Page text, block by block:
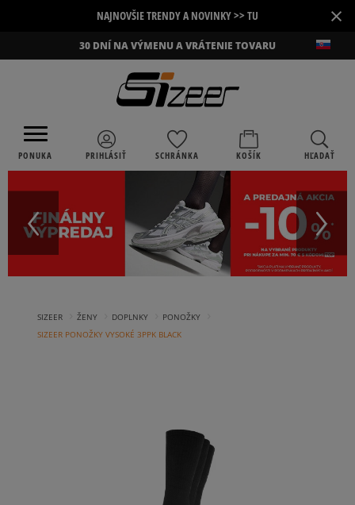
NAJNOVŠIE TRENDY A NOVINKY >> TU ×
30 DNÍ NA VÝMENU A VRÁTENIE TOVARU
PONUKA PRIHLÁSIŤ SCHRÁNKA KOŠÍK HĽADAŤ
SIZEER ŽENY DOPLNKY PONOŽKY
SIZEER PONOŽKY VYSOKÉ 3PPK BLACK